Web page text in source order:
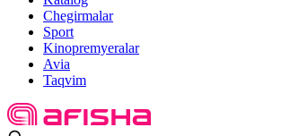
Chegirmalar
Sport
Kinopremyeralar
Avia
Taqvim